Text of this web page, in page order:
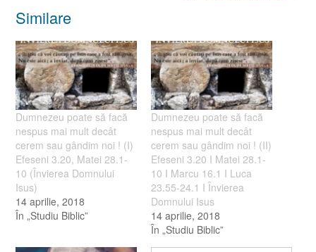
Similare
Dumnezeu poate să facă
nespus mai mult decât
cerem sau gândim noi ! (I)
Efeseni 3.20, Matei 28.1-
10 (Învierea Domnului
Isus)
14 aprilie, 2018
În „Studiu Biblic”
Dumnezeu poate să facă
nespus mai mult decât
cerem sau gândim noi ! (II)
Efeseni 3.20 I Matei 28.1-
10 I Marcu 16.1 I Luca
23.55-24.1 I Învierea
Domnului Isus
14 aprilie, 2018
În „Studiu Biblic”